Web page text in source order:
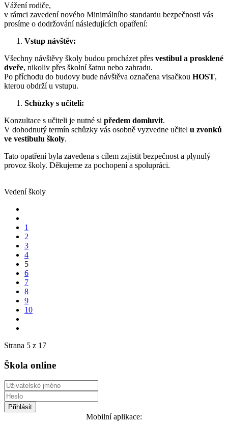
Vážení rodiče,
v rámci zavedení nového Minimálního standardu bezpečnosti vás
prosíme o dodržování následujících opatření:
Vstup návštěv:
Všechny návštěvy školy budou procházet přes vestibul a prosklené
dveře, nikoliv přes školní šatnu nebo zahradu.
Po příchodu do budovy bude návštěva označena visačkou HOST,
kterou obdrží u vstupu.
Schůzky s učiteli:
Konzultace s učiteli je nutné si předem domluvit.
V dohodnutý termín schůzky vás osobně vyzvedne učitel u zvonků
ve vestibulu školy.
Tato opatření byla zavedena s cílem zajistit bezpečnost a plynulý
provoz školy. Děkujeme za pochopení a spolupráci.
Vedení školy
1
2
3
4
5
6
7
8
9
10
Strana 5 z 17
Škola online
Mobilní aplikace: